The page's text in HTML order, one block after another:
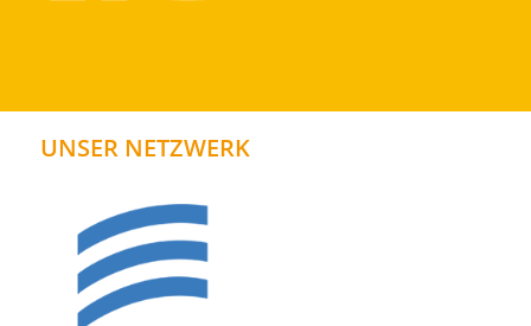
UNSER NETZWERK